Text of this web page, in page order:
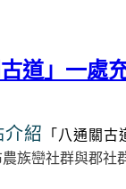
道」一處
介紹 「八通關古
族巒社群與郡社